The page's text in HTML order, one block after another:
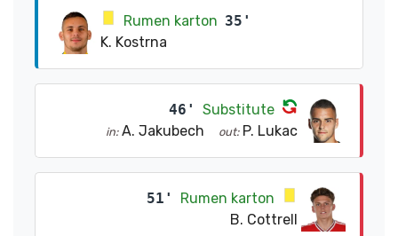
Rumen karton 35'
K. Kostrna
46' Substitute
in: A. Jakubech out: P. Lukac
51'
Rumen karton
B. Cottrell